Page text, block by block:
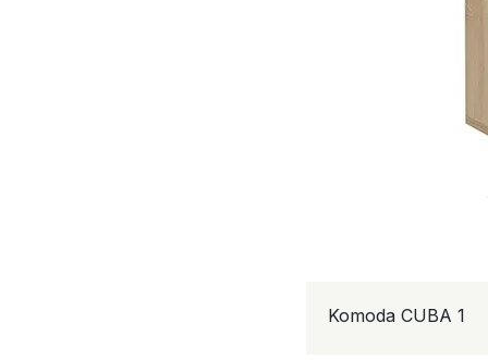
Komoda CUBA 1